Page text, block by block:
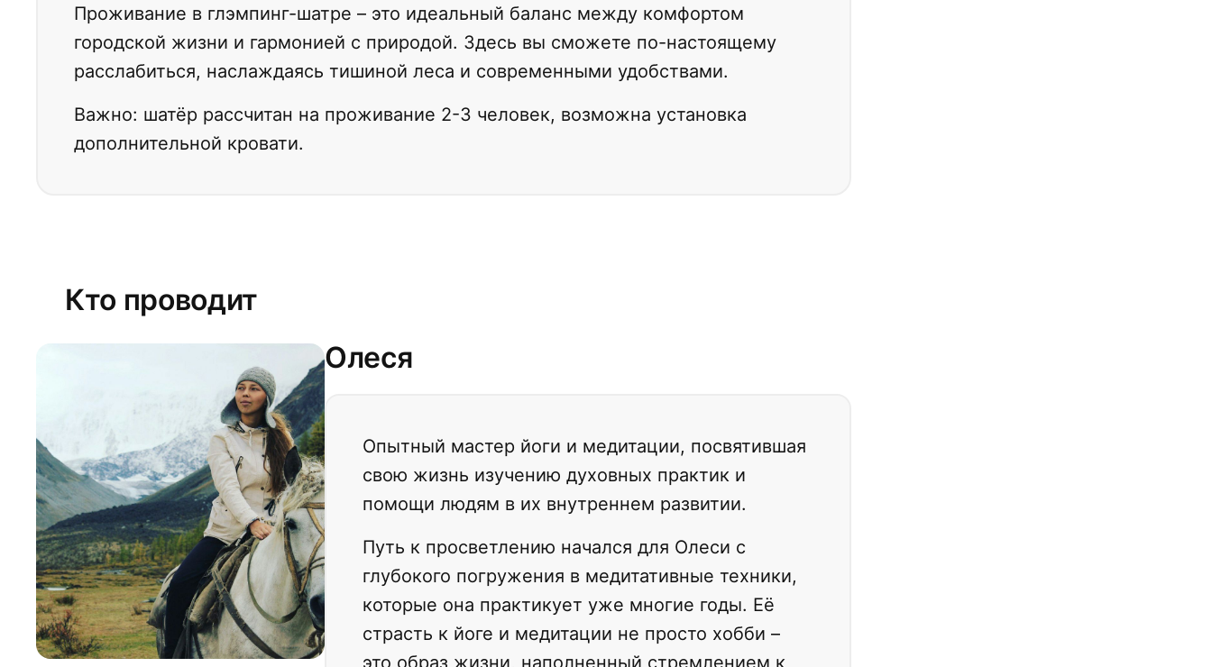
Проживание в глэмпинг-шатре – это идеальный баланс между комфортом
городской жизни и гармонией с природой. Здесь вы сможете по-настоящему
расслабиться, наслаждаясь тишиной леса и современными удобствами.
Важно: шатёр рассчитан на проживание 2-3 человек, возможна установка
дополнительной кровати.
Кто проводит
Олеся
Опытный мастер йоги и медитации, посвятившая
свою жизнь изучению духовных практик и
помощи людям в их внутреннем развитии.
Путь к просветлению начался для Олеси с
глубокого погружения в медитативные техники,
которые она практикует уже многие годы. Её
страсть к йоге и медитации не просто хобби –
это образ жизни, наполненный стремлением к